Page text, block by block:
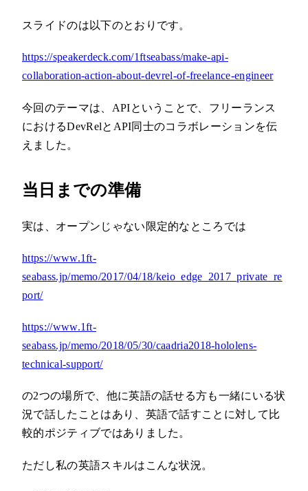
スライドのは以下のとおりです。
https://speakerdeck.com/1ftseabass/make-api-
collaboration-action-about-devrel-of-freelance-engineer
今回のテーマは、APIということで、フリーランス
におけるDevRelとAPI同士のコラボレーションを伝
えました。
当日までの準備
実は、オープンじゃない限定的なところでは
https://www.1ft-
seabass.jp/memo/2017/04/18/keio_edge_2017_private_re
port/
https://www.1ft-
seabass.jp/memo/2018/05/30/caadria2018-hololens-
technical-support/
の2つの場所で、他に英語の話せる方も一緒にいる状
況で話したことはあり、英語で話すことに対して比
較的ポジティブではありました。
ただし私の英語スキルはこんな状況。